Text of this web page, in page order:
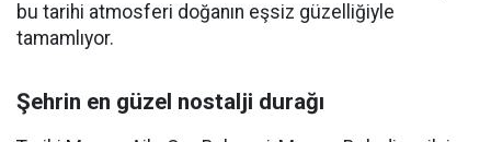
bu tarihi atmosferi doğanın eşsiz güzelliğiyle
tamamlıyor.
Şehrin en güzel nostalji durağı